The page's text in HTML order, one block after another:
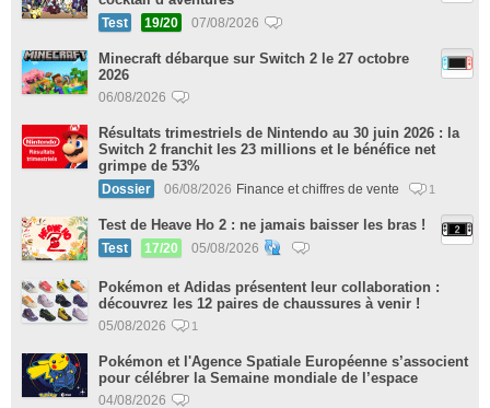
Test 19/20 07/08/2026
Minecraft débarque sur Switch 2 le 27 octobre
2026
06/08/2026
Résultats trimestriels de Nintendo au 30 juin 2026 : la
Switch 2 franchit les 23 millions et le bénéfice net
grimpe de 53%
Dossier 06/08/2026 Finance et chiffres de vente 1
Test de Heave Ho 2 : ne jamais baisser les bras !
Test 17/20 05/08/2026
Pokémon et Adidas présentent leur collaboration :
découvrez les 12 paires de chaussures à venir !
05/08/2026 1
Pokémon et l'Agence Spatiale Européenne s’associent
pour célébrer la Semaine mondiale de l’espace
04/08/2026